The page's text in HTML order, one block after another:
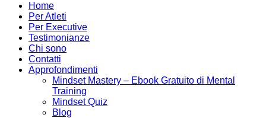
Home
Per Atleti
Per Executive
Testimonianze
Chi sono
Contatti
Approfondimenti
Mindset Mastery – Ebook Gratuito di Mental
Training
Mindset Quiz
Blog